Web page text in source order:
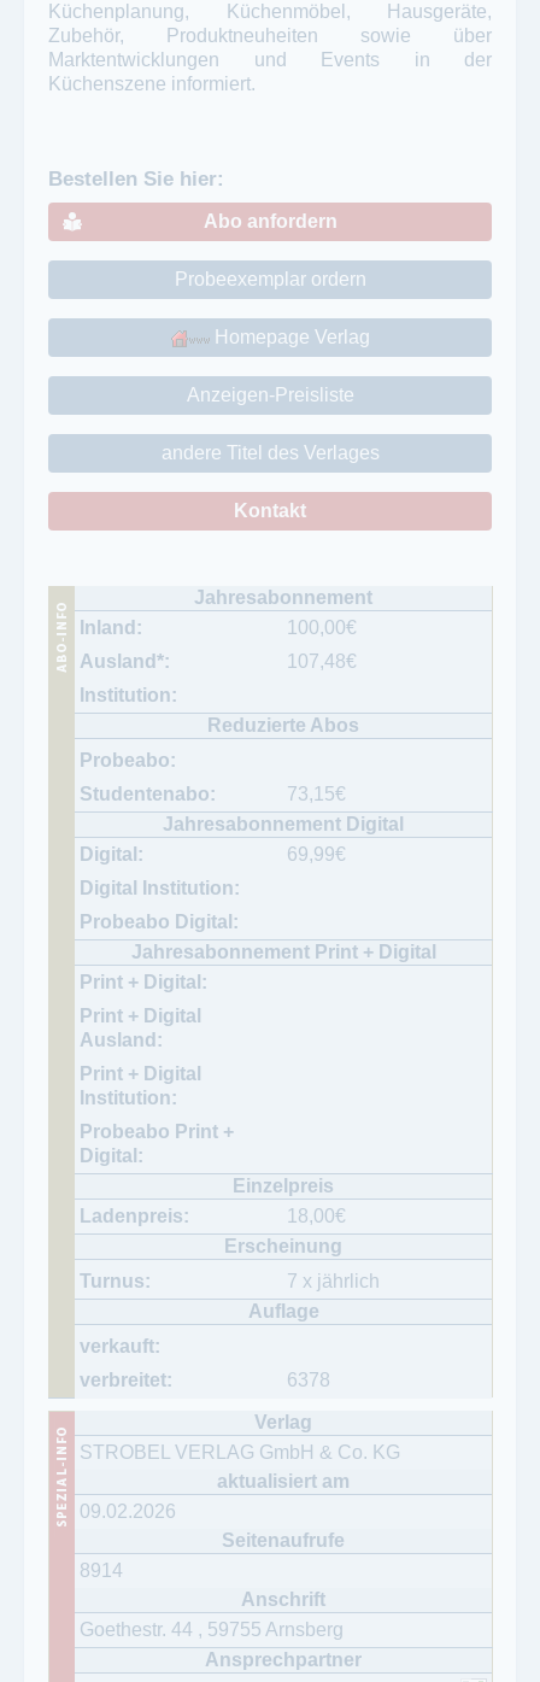
Küchenplanung, Küchenmöbel, Hausgeräte,
Zubehör, Produktneuheiten sowie über
Marktentwicklungen und Events in der
Küchenszene informiert.
Bestellen Sie hier:
Abo anfordern
Probeexemplar ordern
Homepage Verlag
Anzeigen-Preisliste
andere Titel des Verlages
Kontakt
100,00€
107,48€
73,15€
69,99€
18,00€
7 x jährlich
6378
STROBEL VERLAG GmbH & Co. KG
09.02.2026
8914
Goethestr. 44 , 59755 Arnsberg